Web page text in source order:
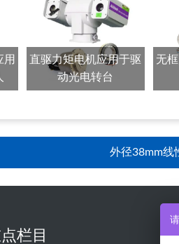
用
直驱力矩电机应用于驱
动光电转台
无
外径38mm线
栏目